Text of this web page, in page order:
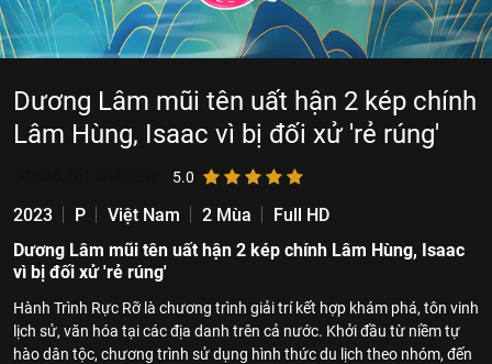
Dương Lâm mũi tên uất hận 2 kép chính
Lâm Hùng, Isaac vì bị đối xử 'rẻ rúng'
5.0
2023 P Việt Nam 2 Mùa
Full HD
Dương Lâm mũi tên uất hận 2 kép chính Lâm Hùng, Isaac
vì bị đối xử 'rẻ rúng'
Hành Trình Rực Rỡ là chương trình giải trí kết hợp khám phá, tôn vinh
lịch sử, văn hóa tại các địa danh trên cả nước. Khởi đầu từ niềm tự
hào dân tộc, chương trình sử dụng hình thức du lịch theo nhóm, đến